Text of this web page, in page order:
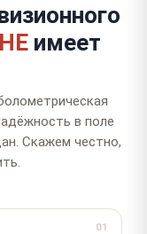
НЕимеет
в поле
Скажем честно,
01